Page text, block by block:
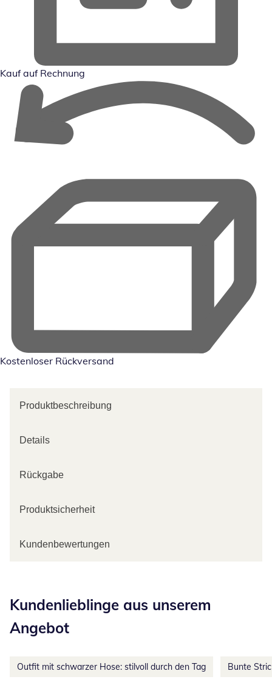
Kauf auf Rechnung
Kostenloser Rückversand
Produktbeschreibung
Details
Rückgabe
Produktsicherheit
Kundenbewertungen
Kundenlieblinge aus unserem
Angebot
Outfit mit schwarzer Hose: stilvoll durch den Tag Bunte